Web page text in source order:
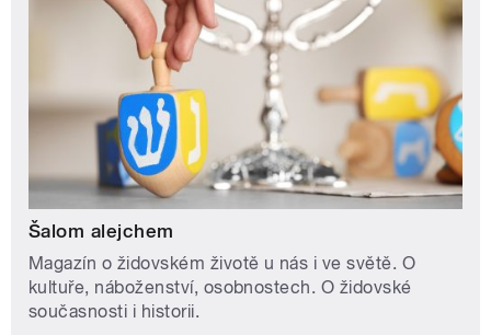
Šalom alejchem
Magazín o židovském životě u nás i ve světě. O
kultuře, náboženství, osobnostech. O židovské
současnosti i historii.